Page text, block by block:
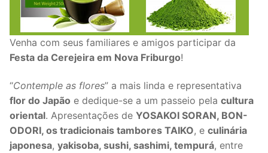
Venha com seus familiares e amigos participar da
Festa da Cerejeira em Nova Friburgo!
“Contemple as flores” a mais linda e representativa
flor do Japão e dedique-se a um passeio pela cultura
oriental. Apresentações de YOSAKOI SORAN, BON-
ODORI, os tradicionais tambores TAIKO, e culinária
japonesa, yakisoba, sushi, sashimi, tempurá, entre